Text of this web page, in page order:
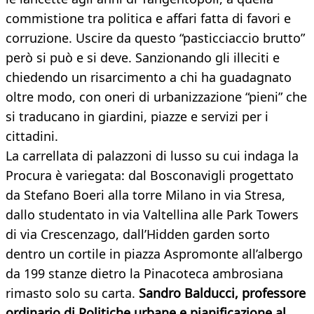
commistione tra politica e affari fatta di favori e
corruzione. Uscire da questo “pasticciaccio brutto”
però si può e si deve. Sanzionando gli illeciti e
chiedendo un risarcimento a chi ha guadagnato
oltre modo, con oneri di urbanizzazione “pieni” che
si traducano in giardini, piazze e servizi per i
cittadini.
La carrellata di palazzoni di lusso su cui indaga la
Procura è variegata: dal Bosconavigli progettato
da Stefano Boeri alla torre Milano in via Stresa,
dallo studentato in via Valtellina alle Park Towers
di via Crescenzago, dall’Hidden garden sorto
dentro un cortile in piazza Aspromonte all’albergo
da 199 stanze dietro la Pinacoteca ambrosiana
rimasto solo su carta. Sandro Balducci, professore